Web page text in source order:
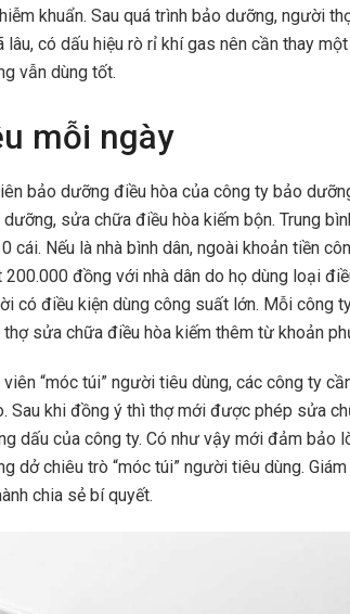
khuẩn. Sau quá trình bảo dưỡng, người
có dấu hiệu rò rỉ khí gas nên cần thay
vẫn dùng tốt.
mỗi ngày
bảo dưỡng điều hòa của công ty bảo
sửa chữa điều hòa kiếm bộn. Trung
cái. Nếu là nhà bình dân, ngoài khoản tiền
đồng với nhà dân do họ dùng loại
có điều kiện dùng công suất lớn. Mỗi công
sửa chữa điều hòa kiếm thêm từ khoản
“móc túi” người tiêu dùng, các công ty
Sau khi đồng ý thì thợ mới được phép sửa
dấu của công ty. Có như vậy mới đảm bảo
dở chiêu trò “móc túi” người tiêu dùng.
chia sẻ bí quyết.